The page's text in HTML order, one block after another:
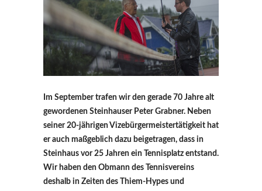
Im September trafen wir den gerade 70 Jahre alt
gewordenen Steinhauser Peter Grabner. Neben
seiner 20-jährigen Vizebürgermeistertätigkeit hat
er auch maßgeblich dazu beigetragen, dass in
Steinhaus vor 25 Jahren ein Tennisplatz entstand.
Wir haben den Obmann des Tennisvereins
deshalb in Zeiten des Thiem-Hypes und